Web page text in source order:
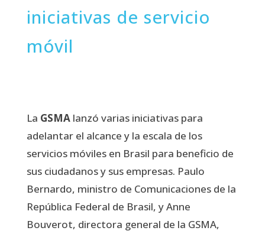
iniciativas de servicio
móvil
La GSMAlanzó varias iniciativas para
adelantar el alcance y la escala de los
servicios móviles en Brasil para beneficio de
sus ciudadanos y sus empresas. Paulo
Bernardo, ministro de Comunicaciones de la
República Federal de Brasil, y Anne
Bouverot, directora general de la GSMA,